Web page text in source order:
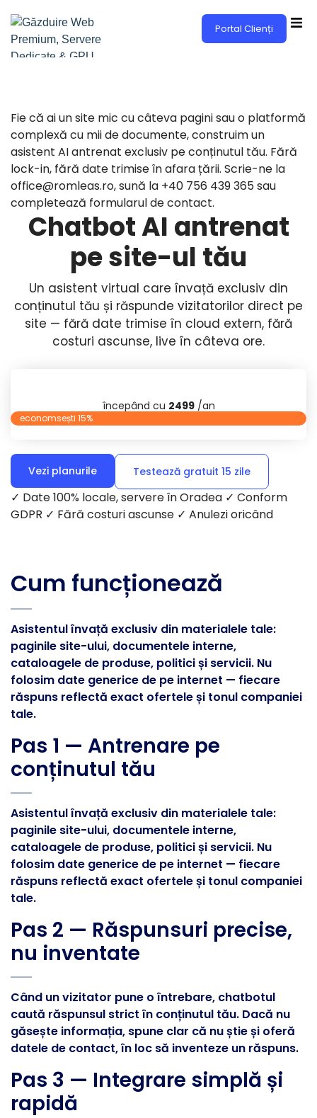
Portal Clienți
Fie că ai un site mic cu câteva pagini sau o platformă
complexă cu mii de documente, construim un
asistent AI antrenat exclusiv pe conținutul tău. Fără
lock-in, fără date trimise în afara țării. Scrie-ne la
office@romleas.ro, sună la +40 756 439 365 sau
completează formularul de contact.
Chatbot AI antrenat
pe site-ul tău
Un asistent virtual care învață exclusiv din
conținutul tău și răspunde vizitatorilor direct pe
site — fără date trimise în cloud extern, fără
costuri ascunse, live în câteva ore.
începând cu 2499/an
economsești 15%
Vezi planurile Testează gratuit 15 zile
✓ Date 100% locale, servere în Oradea ✓ Conform
GDPR ✓ Fără costuri ascunse ✓ Anulezi oricând
Cum funcționează
Asistentul învață exclusiv din materialele tale:
paginile site-ului, documentele interne,
cataloagele de produse, politici și servicii. Nu
folosim date generice de pe internet — fiecare
răspuns reflectă exact ofertele și tonul companiei
tale.
Pas 1 — Antrenare pe
conținutul tău
Asistentul învață exclusiv din materialele tale:
paginile site-ului, documentele interne,
cataloagele de produse, politici și servicii. Nu
folosim date generice de pe internet — fiecare
răspuns reflectă exact ofertele și tonul companiei
tale.
Pas 2 — Răspunsuri precise,
nu inventate
Când un vizitator pune o întrebare, chatbotul
caută răspunsul strict în conținutul tău. Dacă nu
găsește informația, spune clar că nu știe și oferă
datele de contact, în loc să inventeze un răspuns.
Pas 3 — Integrare simplă și
rapidă